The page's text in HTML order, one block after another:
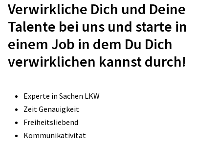
Verwirkliche Dich und Deine
Talente bei uns und starte in
einem Job in dem Du Dich
verwirklichen kannst durch!
Experte in Sachen LKW
Zeit Genauigkeit
Freiheitsliebend
Kommunikativität